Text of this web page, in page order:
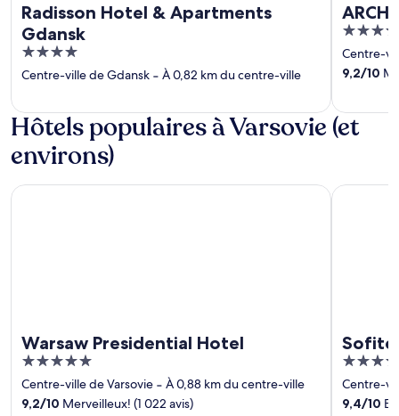
Radisson Hotel & Apartments
Gdansk
4
out
5
Centre-ville de Gdansk ‐ À 0,82 km du centre-ville
4
out
of
Centre-
9,2/10
Hôtels populaires à Varsovie (et
environs)
Warsaw Presidential Hotel
5
out
of
Centre-ville de Varsovie ‐ À 0,88 km du centre-ville
9,2/10 Merveilleux! (1 022 avis)
Warsaw Presidential Hotel
5
out
of
Centre-
9,4/10
Sofitel